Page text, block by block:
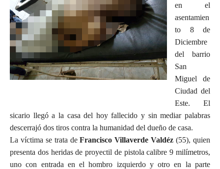
en el
asentamien
to 8 de
Diciembre
del barrio
San
Miguel de
Ciudad del
Este. El
sicario llegó a la casa del hoy fallecido y sin mediar palabras
descerrajó dos tiros contra la humanidad del dueño de casa.
La víctima se trata deFrancisco Villaverde Valdéz (55), quien
presenta dos heridas de proyectil de pistola calibre 9 milímetros,
uno con entrada en el hombro izquierdo y otro en la parte